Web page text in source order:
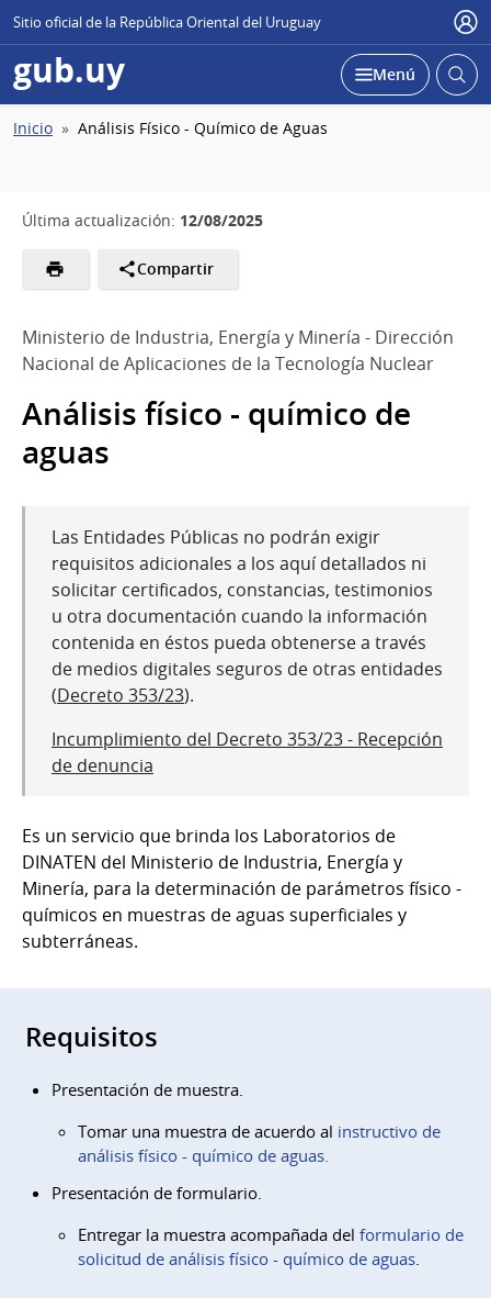
Sitio oficial de la República Oriental del Uruguay
gub.uy Desplegar
Menú Abrir
Ruta
Inicio Análisis Físico - Químico de Aguas
Última actualización: 12/08/2025
Compartir
Ministerio de Industria, Energía y Minería - Dirección
Nacional de Aplicaciones de la Tecnología Nuclear
Análisis físico - químico de
aguas
Las Entidades Públicas no podrán exigir
requisitos adicionales a los aquí detallados ni
solicitar certificados, constancias, testimonios
u otra documentación cuando la información
contenida en éstos pueda obtenerse a través
de medios digitales seguros de otras entidades
(Decreto 353/23).
Incumplimiento del Decreto 353/23 - Recepción
de denuncia
Es un servicio que brinda los Laboratorios de
DINATEN del Ministerio de Industria, Energía y
Minería, para la determinación de parámetros físico -
químicos en muestras de aguas superficiales y
subterráneas.
Requisitos
Presentación de muestra.
Tomar una muestra de acuerdo al instructivo de
análisis físico - químico de aguas.
Presentación de formulario.
Entregar la muestra acompañada del formulario de
solicitud de análisis físico - químico de aguas.